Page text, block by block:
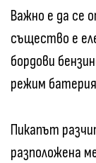
Важно е да се
същество е
бордови
режим
Пикапът
разположена